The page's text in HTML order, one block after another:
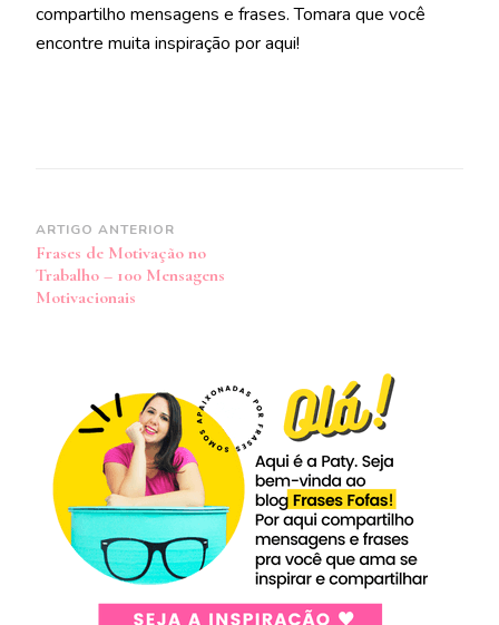
compartilho mensagens e frases. Tomara que você
encontre muita inspiração por aqui!
Navegação
de
post
ARTIGO ANTERIOR
Frases de Motivação no
Trabalho – 100 Mensagens
Motivacionais